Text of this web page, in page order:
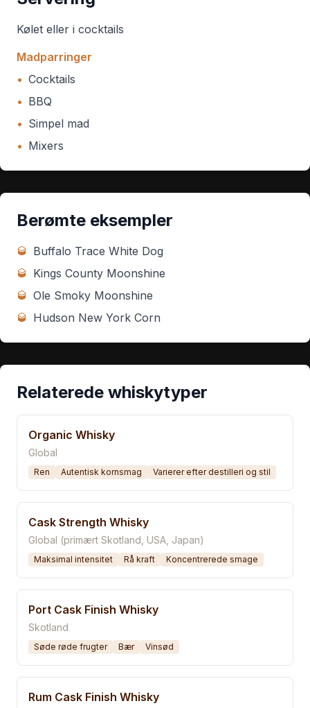
Kølet eller i cocktails
Madparringer
• Cocktails
• BBQ
• Simpel mad
• Mixers
Berømte eksempler
🥃 Buffalo Trace White Dog
🥃 Kings County Moonshine
🥃 Ole Smoky Moonshine
🥃 Hudson New York Corn
Relaterede whiskytyper
Organic Whisky
Global
Ren Autentisk kornsmag Varierer efter destilleri og stil
Cask Strength Whisky
Global (primært Skotland, USA, Japan)
Maksimal intensitet Rå kraft Koncentrerede smage
Port Cask Finish Whisky
Skotland
Søde røde frugter Bær Vinsød
Rum Cask Finish Whisky